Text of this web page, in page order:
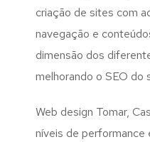
criação de sites com
navegação e
dimensão dos
melhorando o SEO do
Web design Tomar,
níveis de performance